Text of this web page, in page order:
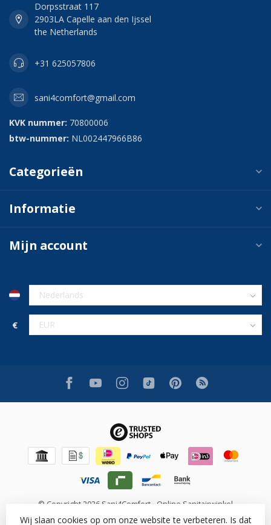
Dorpsstraat 117
2903LA Capelle aan den Ijssel
the Netherlands
+31 625057806
sani4comfort@gmail.com
KVK nummer: 70800006
btw-nummer: NL002447966B86
Categorieën
Informatie
Mijn account
€
© Copyright 2026 Sani4Comfort - Online Sanitairwinkel
Wij slaan cookies op om onze website te verbeteren. Is dat